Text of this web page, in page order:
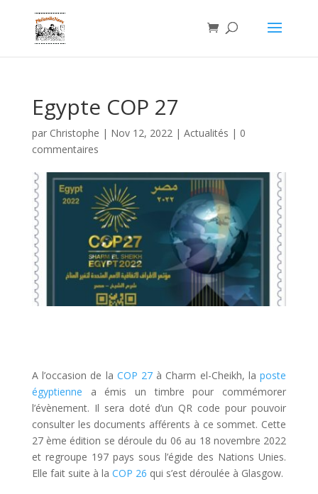
Egypte COP 27
par Christophe | Nov 12, 2022| Actualités | 0
commentaires
A l’occasion de la COP 27 à Charm el-Cheikh, laposte
égyptienne a émis un timbre pour commémorer
l’évènement. Il sera doté d’un QR code pour pouvoir
consulter les documents afférents à ce sommet. Cette
27 ème édition se déroule du 06 au 18 novembre 2022
et regroupe 197 pays sous l’égide des Nations Unies.
Elle fait suite à la COP 26 qui s’est déroulée à Glasgow.